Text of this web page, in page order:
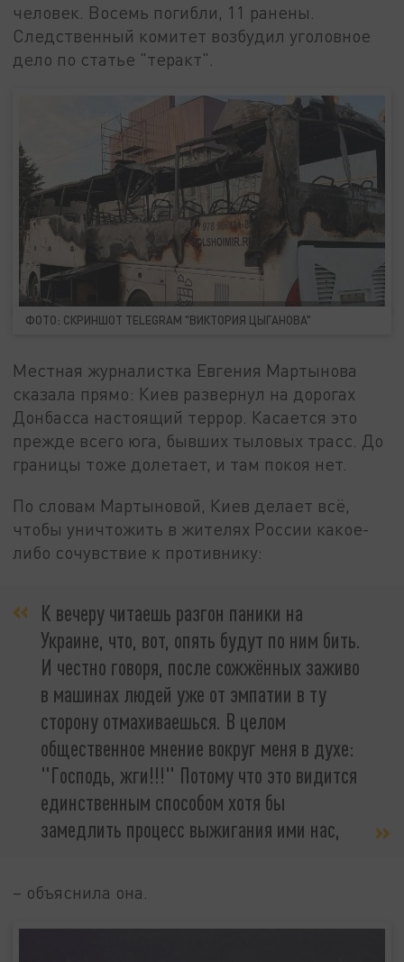
человек. Восемь погибли, 11 ранены.
Следственный комитет возбудил уголовное
дело по статье "теракт".
ФОТО: СКРИНШОТ TELEGRAM "ВИКТОРИЯ ЦЫГАНОВА"
Местная журналистка Евгения Мартынова
сказала прямо: Киев развернул на дорогах
Донбасса настоящий террор. Касается это
прежде всего юга, бывших тыловых трасс. До
границы тоже долетает, и там покоя нет.
По словам Мартыновой, Киев делает всё,
чтобы уничтожить в жителях России какое-
либо сочувствие к противнику:
К вечеру читаешь разгон паники на
Украине, что, вот, опять будут по ним бить.
И честно говоря, после сожжённых заживо
в машинах людей уже от эмпатии в ту
сторону отмахиваешься. В целом
общественное мнение вокруг меня в духе:
"Господь, жги!!!" Потому что это видится
единственным способом хотя бы
замедлить процесс выжигания ими нас,
– объяснила она.